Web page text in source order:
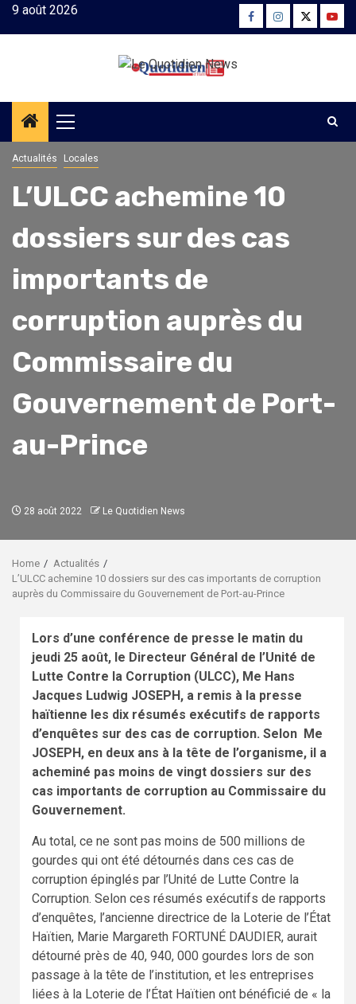
Skip9 août 2026 Facebook
Instagram
Twitter
Primary
Menu
Actualités Locales
L’ULCC achemine 10
dossiers sur des cas
importants de
corruption auprès du
Commissaire du
Gouvernement de Port-
au-Prince
28 août 2022 Le Quotidien News
Home
Actualités
L’ULCC achemine 10 dossiers sur des cas importants de corruption
auprès du Commissaire du Gouvernement de Port-au-Prince
Lors d’une conférence de presse le matin du
jeudi 25 août, le Directeur Général de l’Unité de
Lutte Contre la Corruption (ULCC), Me Hans
Jacques Ludwig JOSEPH, a remis à la presse
haïtienne les dix résumés exécutifs de rapports
d’enquêtes sur des cas de corruption. Selon Me
JOSEPH, en deux ans à la tête de l’organisme, il a
acheminé pas moins de vingt dossiers sur des
cas importants de corruption au Commissaire du
Gouvernement.
Au total, ce ne sont pas moins de 500 millions de
gourdes qui ont été détournés dans ces cas de
corruption épinglés par l’Unité de Lutte Contre la
Corruption. Selon ces résumés exécutifs de rapports
d’enquêtes, l’ancienne directrice de la Loterie de l’État
Haïtien, Marie Margareth FORTUNÉ DAUDIER, aurait
détourné près de 40, 940, 000 gourdes lors de son
passage à la tête de l’institution, et les entreprises
liées à la Loterie de l’État Haïtien ont bénéficié de « la